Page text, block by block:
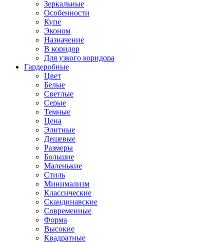
Зеркальные
Особенности
Купе
Эконом
Назначение
В коридор
Для узкого коридора
Гардеробные
Цвет
Белые
Светлые
Серые
Темные
Цена
Элитные
Дешевые
Размеры
Большие
Маленькие
Стиль
Минимализм
Классические
Скандинавские
Современные
Форма
Высокие
Квадратные